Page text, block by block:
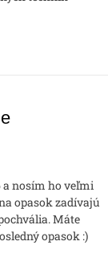
a nosím ho veľmi
opasok zadívajú
Máte
opasok :)